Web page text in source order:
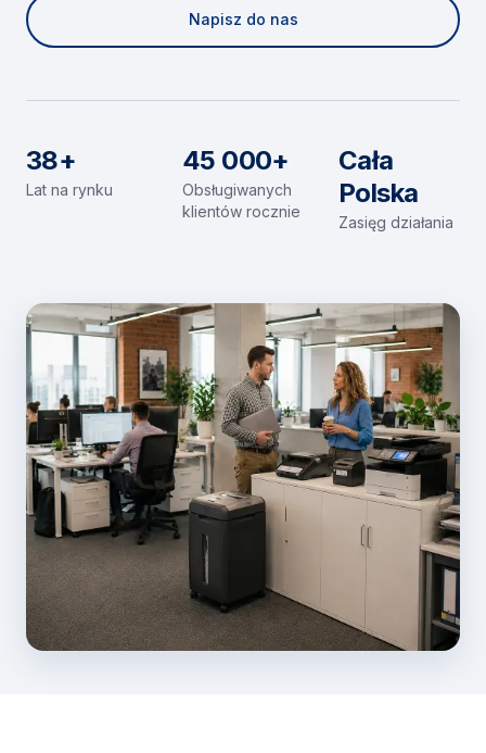
Napisz do nas
38+
Lat na rynku
45 000+
Obsługiwanych
klientów rocznie
Cała
Polska
Zasięg działania